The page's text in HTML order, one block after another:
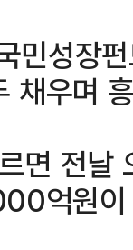
민성장
우며
면 전날
억원